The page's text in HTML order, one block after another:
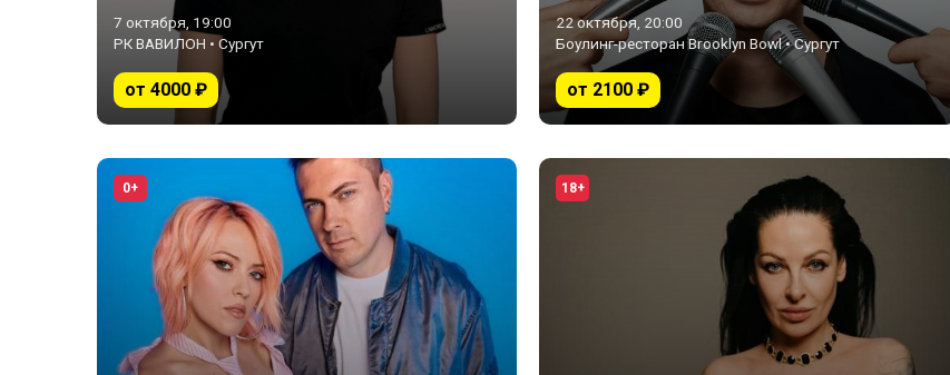
7 октября, 19:00
РК ВАВИЛОН • Сургут
от 4000 ₽
22 октября, 20:00
Боулинг-ресторан Brooklyn Bowl • Сургут
от 2100 ₽
0+ 18+